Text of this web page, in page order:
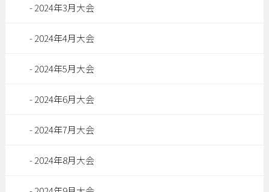
2024年3月大会
2024年4月大会
2024年5月大会
2024年6月大会
2024年7月大会
2024年8月大会